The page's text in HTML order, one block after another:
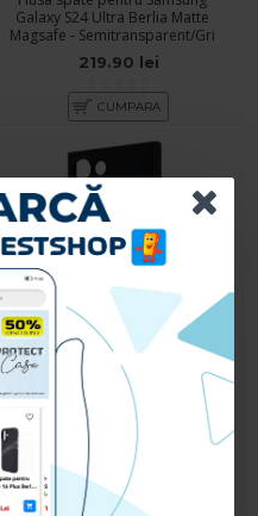
Galaxy S24 Ultra Berlia Matte
Magsafe - Semitransparent/Gri
219.90 lei
CUMPARA
Husa spate pentru Samsung
Galaxy S24 Ultra B-Silicon case -
89.90 lei
CUMPARA